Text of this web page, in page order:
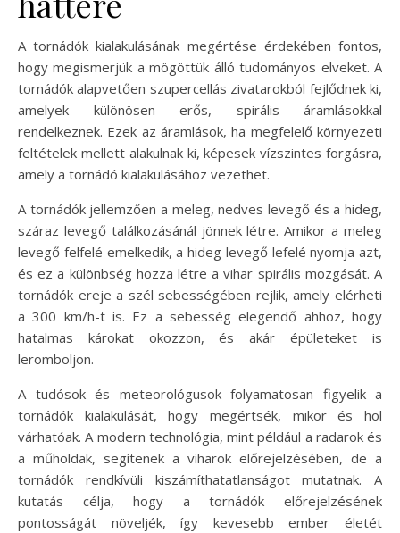
A tornádók kialakulásának megértése érdekében fontos,
hogy megismerjük a mögöttük álló tudományos elveket. A
tornádók alapvetően szupercellás zivatarokból fejlődnek ki,
amelyek különösen erős, spirális áramlásokkal
rendelkeznek. Ezek az áramlások, ha megfelelő környezeti
feltételek mellett alakulnak ki, képesek vízszintes forgásra,
amely a tornádó kialakulásához vezethet.
A tornádók jellemzően a meleg, nedves levegő és a hideg,
száraz levegő találkozásánál jönnek létre. Amikor a meleg
levegő felfelé emelkedik, a hideg levegő lefelé nyomja azt,
és ez a különbség hozza létre a vihar spirális mozgását. A
tornádók ereje a szél sebességében rejlik, amely elérheti
a 300 km/h-t is. Ez a sebesség elegendő ahhoz, hogy
hatalmas károkat okozzon, és akár épületeket is
leromboljon.
A tudósok és meteorológusok folyamatosan figyelik a
tornádók kialakulását, hogy megértsék, mikor és hol
várhatóak. A modern technológia, mint például a radarok és
a műholdak, segítenek a viharok előrejelzésében, de a
tornádók rendkívüli kiszámíthatatlanságot mutatnak. A
kutatás célja, hogy a tornádók előrejelzésének
pontosságát növeljék, így kevesebb ember életét